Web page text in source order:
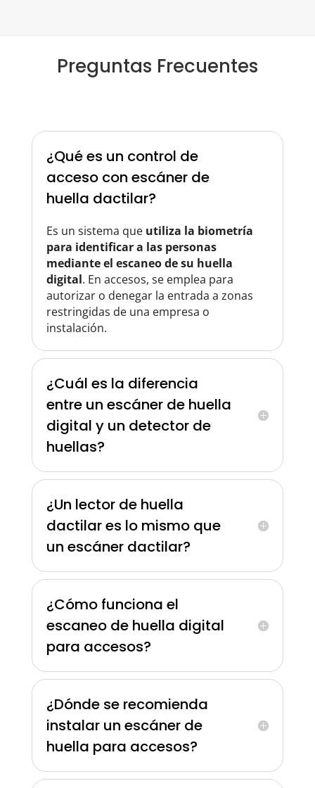
Preguntas Frecuentes
¿Qué es un control de
acceso con escáner de
huella dactilar?
Es un sistema que utiliza la biometría
para identificar a las personas
mediante el escaneo de su huella
digital. En accesos, se emplea para
autorizar o denegar la entrada a zonas
restringidas de una empresa o
instalación.
¿Cuál es la diferencia
entre un escáner de huella
digital y un detector de
huellas?
¿Un lector de huella
dactilar es lo mismo que
un escáner dactilar?
¿Cómo funciona el
escaneo de huella digital
para accesos?
¿Dónde se recomienda
instalar un escáner de
huella para accesos?